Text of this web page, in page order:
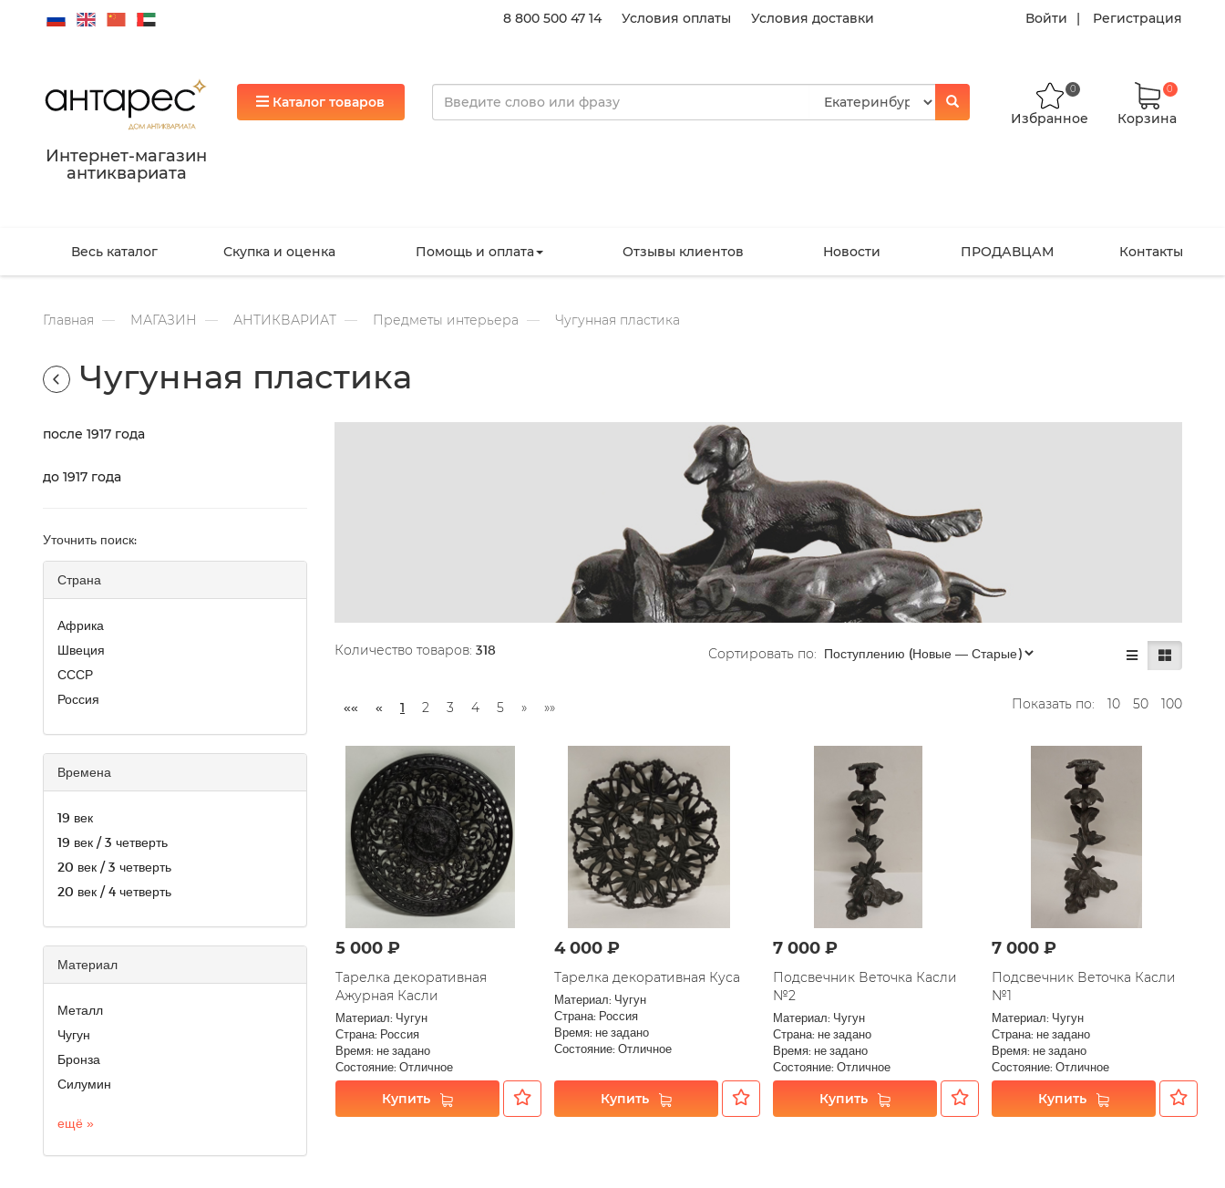
8 800 500 47 14 Условия оплаты Условия доставки Войти Регистрация
Интернет-магазин
антиквариата
Каталог товаров
Избранное
0
Корзина
0
Весь каталог Скупка и оценка Помощь и оплата Отзывы клиентов Новости ПРОДАВЦАМ Контакты
Главная МАГАЗИН АНТИКВАРИАТ Предметы интерьера Чугунная пластика
Чугунная пластика
после 1917 года
до 1917 года
Уточнить поиск:
Страна
Африка
Швеция
СССР
Россия
Времена
19 век
19 век / 3 четверть
20 век / 3 четверть
20 век / 4 четверть
Материал
Металл
Чугун
Бронза
Силумин
ещё »
Количество товаров: 318 Сортировать по:
«« « 1 2 3 4 5 » »» Показать по: 10 50 100
5 000 ₽
Тарелка декоративная
Ажурная Касли
Материал: Чугун
Страна: Россия
Время: не задано
Состояние: Отличное
Купить
4 000 ₽
Тарелка декоративная Куса
Материал: Чугун
Страна: Россия
Время: не задано
Состояние: Отличное
Купить
7 000 ₽
Подсвечник Веточка Касли
№2
Материал: Чугун
Страна: не задано
Время: не задано
Состояние: Отличное
Купить
7 000 ₽
Подсвечник Веточка Касли
№1
Материал: Чугун
Страна: не задано
Время: не задано
Состояние: Отличное
Купить